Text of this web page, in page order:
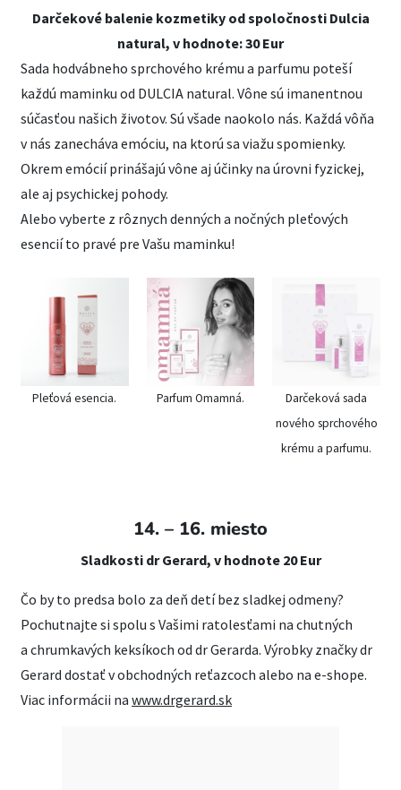
Darčekové balenie kozmetiky od spoločnosti Dulcia
natural, v hodnote: 30 Eur
Sada hodvábneho sprchového krému a parfumu poteší
každú maminku od DULCIA natural. Vône sú imanentnou
súčasťou našich životov. Sú všade naokolo nás. Každá vôňa
v nás zanecháva emóciu, na ktorú sa viažu spomienky.
Okrem emócií prinášajú vône aj účinky na úrovni fyzickej,
ale aj psychickej pohody.
Alebo vyberte z rôznych denných a nočných pleťových
esencií to pravé pre Vašu maminku!
Pleťová esencia. Parfum Omamná.
Darčeková sada
nového sprchového
krému a parfumu.
14. – 16. miesto
Sladkosti dr Gerard, v hodnote 20 Eur
Čo by to predsa bolo za deň detí bez sladkej odmeny?
Pochutnajte si spolu s Vašimi ratolesťami na chutných
a chrumkavých keksíkoch od dr Gerarda. Výrobky značky dr
Gerard dostať v obchodných reťazcoch alebo na e-shope.
Viac informácii na www.drgerard.sk